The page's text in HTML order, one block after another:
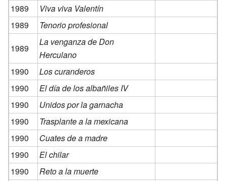
1989
Viva viva Valentín
1989
Tenorio profesional
1989
La venganza de Don
Herculano
1990
Los curanderos
1990
El día de los albañiles IV
1990
Unidos por la garnacha
1990
Trasplante a la mexicana
1990
Cuates de a madre
1990
El chilar
1990
Reto a la muerte